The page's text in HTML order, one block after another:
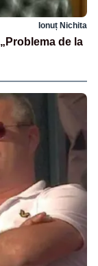
Ionuț Nichita
de la